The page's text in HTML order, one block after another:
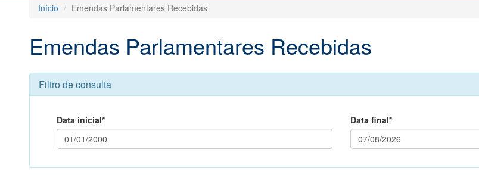
Início Emendas Parlamentares Recebidas
Emendas Parlamentares Recebidas
Filtro de consulta
Data inicial* Data final*